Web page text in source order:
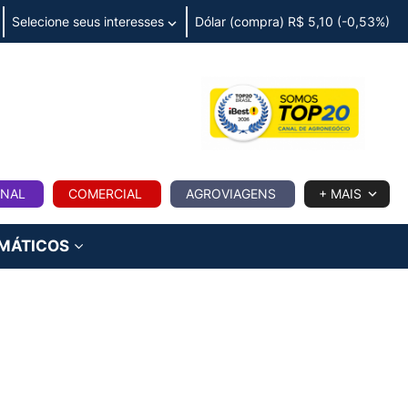
Selecione seus interesses Dólar (compra) R$ 5,10 (-0,53%)
COMERCIAL AGROVIAGENS + MAIS